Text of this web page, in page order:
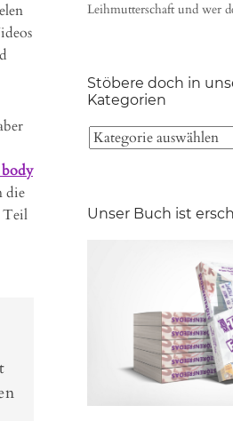
die
Teil
Leihmutterschaft und wer
Stöbere doch in
Kategorien
Unser Buch ist